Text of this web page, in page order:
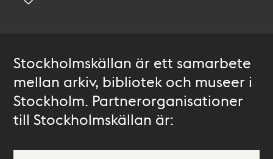
Stockholmskällan är ett samarbete
mellan arkiv, bibliotek och museer i
Stockholm. Partnerorganisationer
till Stockholmskällan är: